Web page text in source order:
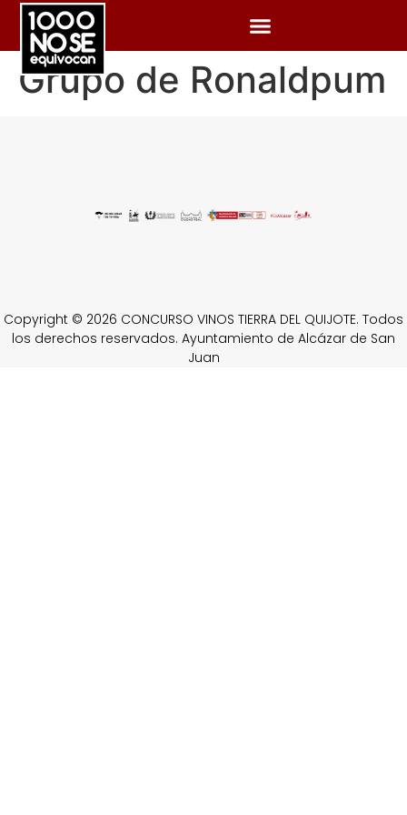
Grupo de Ronaldpum
Copyright © 2026 CONCURSO VINOS TIERRA DEL QUIJOTE. Todos
los derechos reservados. Ayuntamiento de Alcázar de San
Juan